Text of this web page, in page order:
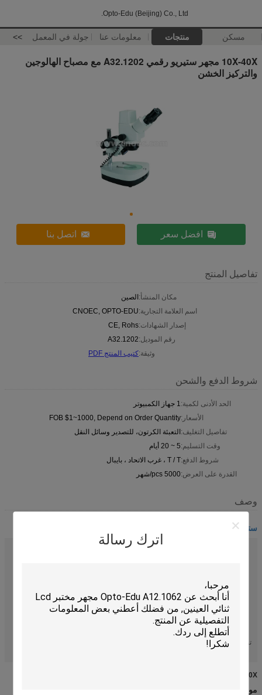
Opto-Edu (Beijing) Co., Ltd.
مسكن منتجات معلومات عنا جولة في المعمل >>
اترك رسالة
10X-40X مجهر ستيريو رقمي A32.1202 مع مصباح الهالوجين
والتركيز الخشن
افضل سعر اتصل بنا
تفاصيل المنتج
مكان المنشأ:الصين
اسم العلامة التجارية:CNOEC, OPTO-EDU
إصدار الشهادات:CE, Rohs
رقم الموديل:A32.1202
وثيقة:كتيب المنتج PDF
شروط الدفع والشحن
الحد الأدنى لكمية:1 جهاز الكمبيوتر
الأسعار:FOB $1~1000, Depend on Order Quantity
تفاصيل التغليف:التعبئة الكرتون، للتصدير وسائل النقل
وقت التسليم:5 ~ 20 أيام
شروط الدفع:T / T ، غرب الاتحاد ، بايبال
القدرة على العرض:5000 pcs/شهر
وصف
ستيريو المجهر الضوئي
Drawtube: مجهر
إضاءة:مصابيح الهالوجين
نظرية: ستيريو المجهر الرقمي
ميزة:
CMOS مدمج (1.3 م بكسل)
تسليط الضوء: ستيريو مجهر تشريح ، مجاهر مجهر ستيريو
stereo binocular microscopes
10X-40X مجهر ستيريو رقمي A32.1202 مع مصباح الهالوجين والتركيز الخشن
مواصفات: